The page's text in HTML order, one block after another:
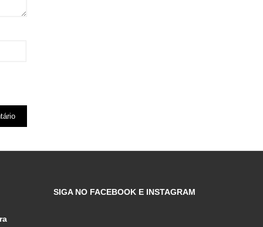
SIGA NO FACEBOOK E INSTAGRAM